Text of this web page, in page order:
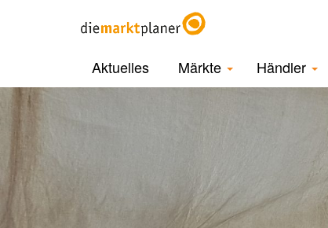
Aktuelles Märkte Händler